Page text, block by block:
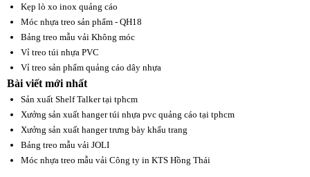
Kẹp lò xo inox quảng cáo
Móc nhựa treo sản phẩm - QH18
Bảng treo mẫu vải Không móc
Vỉ treo túi nhựa PVC
Vỉ treo sản phẩm quảng cáo dây nhựa
Bài viết mới nhất
Sản xuất Shelf Talker tại tphcm
Xưởng sản xuất hanger túi nhựa pvc quảng cáo tại tphcm
Xưởng sản xuất hanger trưng bày khẩu trang
Bảng treo mẫu vải JOLI
Móc nhựa treo mẫu vải Công ty in KTS Hồng Thái